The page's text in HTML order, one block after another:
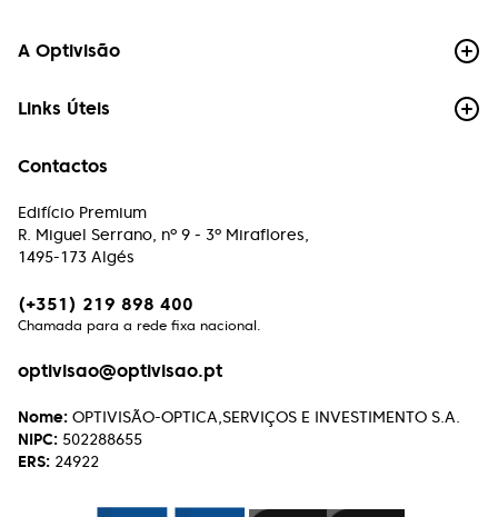
A Optivisão
Links Úteis
Contactos
Edifício Premium
R. Miguel Serrano, nº 9 - 3º Miraflores,
1495-173 Algés
(+351) 219 898 400
Chamada para a rede fixa nacional.
optivisao@optivisao.pt
Nome: OPTIVISÃO-OPTICA,SERVIÇOS E INVESTIMENTO S.A.
NIPC: 502288655
ERS: 24922